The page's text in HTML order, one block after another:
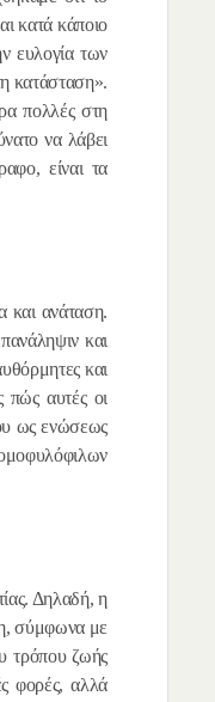
κατά κάποιο
ευλογία των
κατάσταση».
πολλές στη
να λάβει
είναι τα
και ανάταση.
και
και
πώς αυτές οι
ως ενώσεως
Δηλαδή, η
σύμφωνα με
τρόπου ζωής
φορές, αλλά
Πατριάρχης
στις ΙΔ΄
Συναντήσεις
της Ομοσπονδίας
της Ρωσίας
των Ορθοδόξων
και Σερβίας